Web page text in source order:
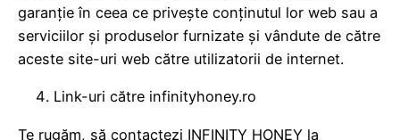
garanție în ceea ce privește conținutul lor web sau a
serviciilor și produselor furnizate și vândute de către
aceste site-uri web către utilizatorii de internet.
Link-uri către infinityhoney.ro
Te rugăm, să contactezi INFINITY HONEY la